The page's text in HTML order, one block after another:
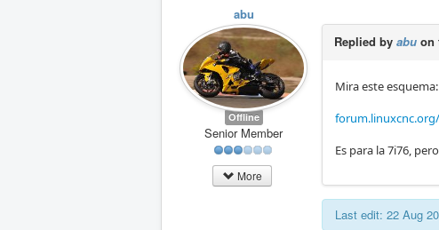
abu
Offline
Senior Member
More
Replied by abu on
Mira este esquema:
Es para la 7i76,
Last edit: 22 Aug